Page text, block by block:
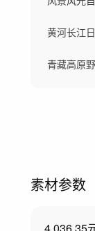
素材参数
4,036.35